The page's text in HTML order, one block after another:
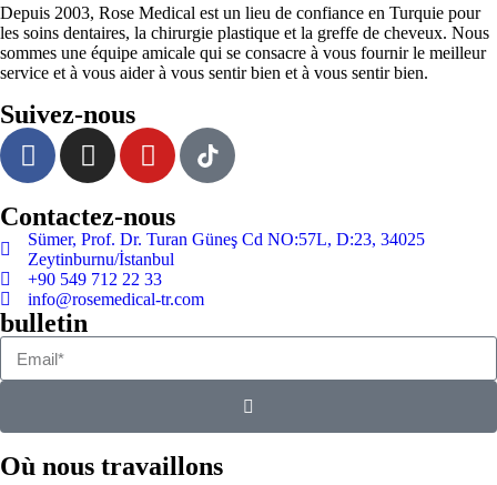
Depuis 2003, Rose Medical est un lieu de confiance en Turquie pour
les soins dentaires, la chirurgie plastique et la greffe de cheveux. Nous
sommes une équipe amicale qui se consacre à vous fournir le meilleur
service et à vous aider à vous sentir bien et à vous sentir bien.
Suivez-nous
Contactez-nous
Sümer, Prof. Dr. Turan Güneş Cd NO:57L, D:23, 34025
Zeytinburnu/İstanbul
+90 549 712 22 33
info@rosemedical-tr.com
bulletin
Où nous travaillons